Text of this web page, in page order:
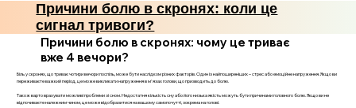
Причини болю в скронях: коли це
сигнал тривоги?
Причини болю в скронях: чому це триває
вже 4 вечори?
Біль у скронях, що триває чотири вечори поспіль, може бути наслідком різних факторів. Один із найпоширеніших – стрес або емоційне напруження. Якщо ви
переживаєте важкий період, це може викликати напруження в м'язах голови, що призводить до болю.
Також варто врахувати можливі проблеми зі сном. Недостатня кількість сну або його низька якість можуть бути причинами головного болю. Якщо ви не
відпочиваєте належним чином, це може відобразитися на вашому самопочутті, зокрема на голові.